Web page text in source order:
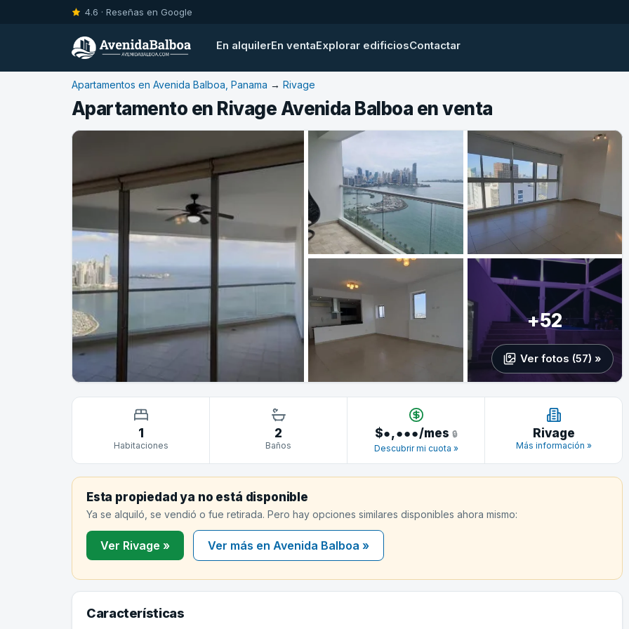
4.6 · Reseñas en Google
En alquilerEn ventaExplorar edificiosContactar
Apartamentos en Avenida Balboa, Panama → Rivage
Apartamento en Rivage Avenida Balboa en venta
+52
Ver fotos (57) »
1
Habitaciones
2
Baños
$●,●●●/mes 🔒
Descubrir mi cuota »
Rivage
Más información »
Esta propiedad ya no está disponible
Ya se alquiló, se vendió o fue retirada. Pero hay opciones similares disponibles ahora mismo:
Ver Rivage » Ver más en Avenida Balboa »
Características